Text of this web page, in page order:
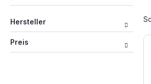
Hersteller
Preis